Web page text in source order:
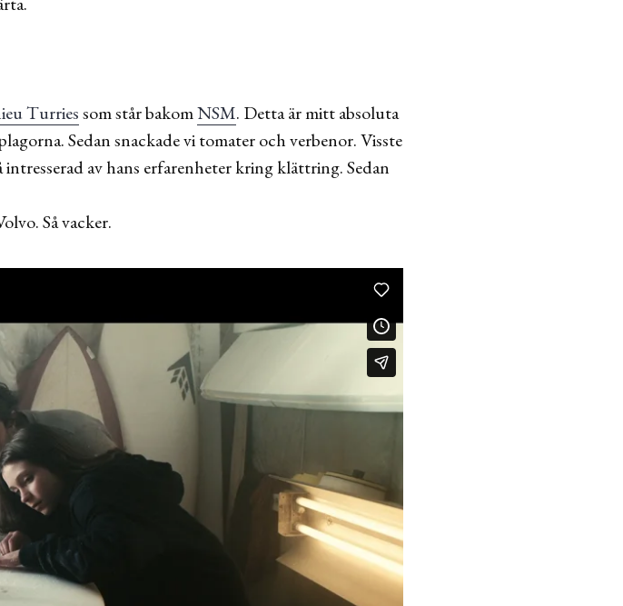
Turriessom står bakomNSM. Detta är mitt absoluta
Sedan snackade vi tomater och verbenor. Visste
av hans erfarenheter kring klättring. Sedan
Så vacker.